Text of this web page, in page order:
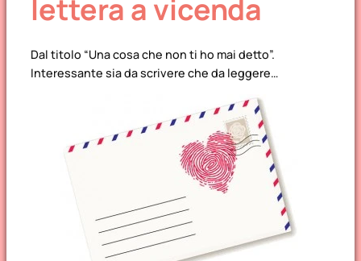
lettera a vicenda
Dal titolo “Una cosa che non ti ho mai detto”.
Interessante sia da scrivere che da leggere…